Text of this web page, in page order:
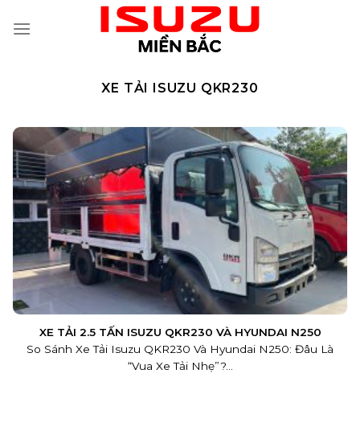
XE TẢI ISUZU QKR230
XE TẢI 2.5 TẤN ISUZU QKR230 VÀ HYUNDAI N250
So Sánh Xe Tải Isuzu QKR230 Và Hyundai N250: Đâu Là
“Vua Xe Tải Nhẹ”?...